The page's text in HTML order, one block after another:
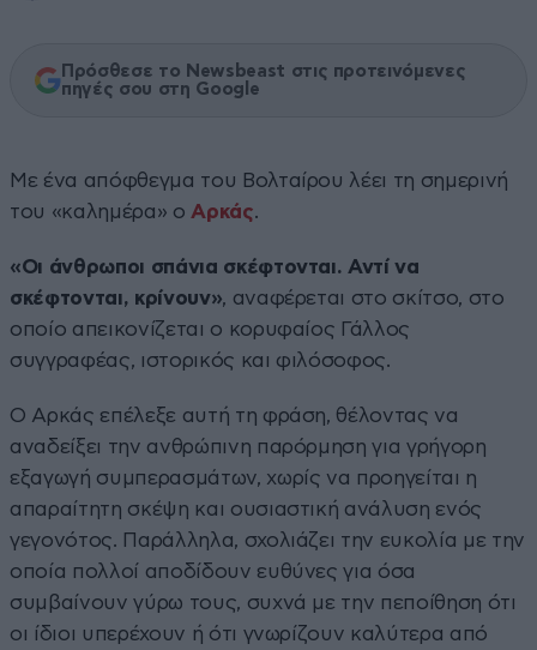
Πρόσθεσε το Newsbeast στις προτεινόμενες
πηγές σου στη Google
Με ένα απόφθεγμα του Βολταίρου λέει τη σημερινή
του «καλημέρα» ο Αρκάς.
«Οι άνθρωποι σπάνια σκέφτονται. Αντί να
σκέφτονται, κρίνουν», αναφέρεται στο σκίτσο, στο
οποίο απεικονίζεται ο κορυφαίος Γάλλος
συγγραφέας, ιστορικός και φιλόσοφος.
Ο Αρκάς επέλεξε αυτή τη φράση, θέλοντας να
αναδείξει την ανθρώπινη παρόρμηση για γρήγορη
εξαγωγή συμπερασμάτων, χωρίς να προηγείται η
απαραίτητη σκέψη και ουσιαστική ανάλυση ενός
γεγονότος. Παράλληλα, σχολιάζει την ευκολία με την
οποία πολλοί αποδίδουν ευθύνες για όσα
συμβαίνουν γύρω τους, συχνά με την πεποίθηση ότι
οι ίδιοι υπερέχουν ή ότι γνωρίζουν καλύτερα από